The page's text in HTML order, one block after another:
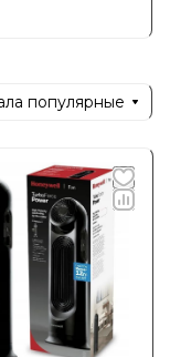
популярные